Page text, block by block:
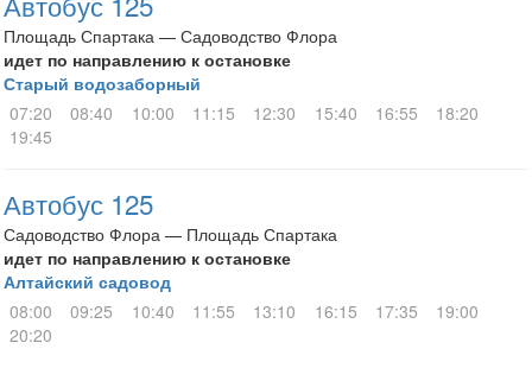
Площадь Спартака — Садоводство Флора
идет по направлению к остановке
Старый водозаборный
07:20
08:40 10:00 11:15 12:30 15:40 16:55
18:20
19:45
Автобус 125
Садоводство Флора — Площадь Спартака
идет по направлению к остановке
Алтайский садовод
08:00
09:25 10:40 11:55 13:10 16:15 17:35
19:00
20:20